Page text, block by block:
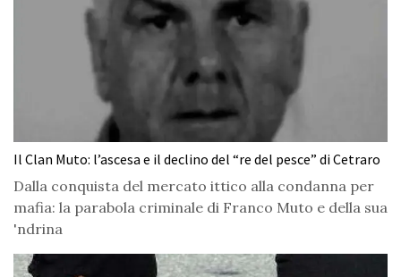
Il Clan Muto: l’ascesa e il declino del “re del pesce” di Cetraro
Dalla conquista del mercato ittico alla condanna per
mafia: la parabola criminale di Franco Muto e della sua
'ndrina